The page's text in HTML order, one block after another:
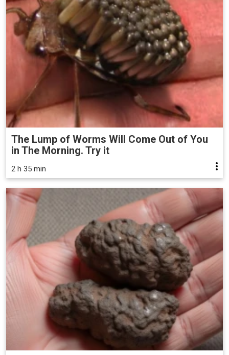
The Lump of Worms Will Come Out of You
in The Morning. Try it
2 h 35 min